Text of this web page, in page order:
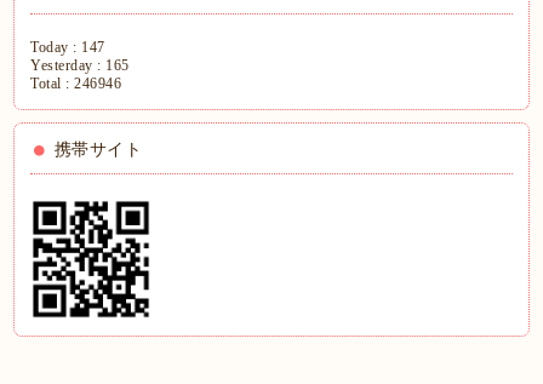
Today : 147
Yesterday : 165
Total :246946
携帯サイト